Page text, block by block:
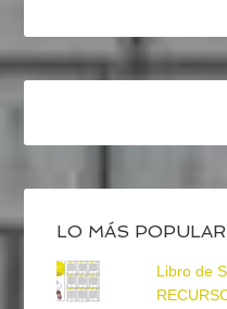
LO MÁS POPULAR
Libro de